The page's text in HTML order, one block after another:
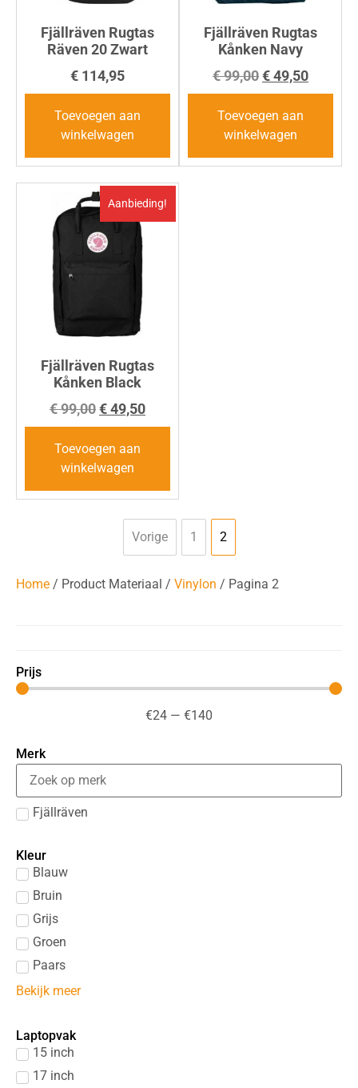
Prijs
€24 — €140
Merk
Fjällräven
Kleur
Blauw
Bruin
Grijs
Groen
Paars
Bekijk meer
Laptopvak
15 inch
17 inch
Fjällräven Rugtas
Räven 20 Zwart
€ 114,95
Toevoegen aan
winkelwagen
Fjällräven Rugtas
Kånken Navy
€99,00€49,50
Toevoegen aan
winkelwagen
Aanbieding!
Fjällräven Rugtas
Kånken Black
€99,00€49,50
Toevoegen aan
winkelwagen
Vorige 1 2
Home / Product Materiaal / Vinylon / Pagina 2